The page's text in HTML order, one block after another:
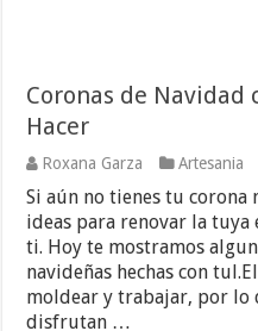
Coronas de Navidad
Hacer
Roxana Garza Artesania
Si aún no tienes tu corona
ideas para renovar la
ti. Hoy te mostramos
navideñas hechas con
moldear y trabajar, por lo
disfrutan …